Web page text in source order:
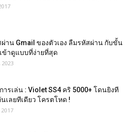
าน Gmail ของตัวเอง ลืมรหัสผ่าน กับขั้น
ข้าดูแบบที่ง่ายที่สุด
ารเล่น : Violet SS4 คริ 5000+ โดนยิงที
เลยทีเดียว โครตโหด !